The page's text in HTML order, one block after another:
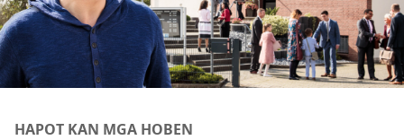
HAPOT KAN MGA HOBEN